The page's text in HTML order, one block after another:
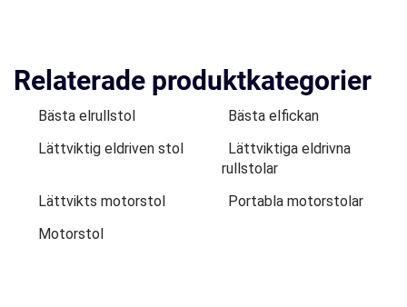
Relaterade produktkategorier
Bästa elrullstol
Bästa elfickan
Lättviktig eldriven stol
Lättviktiga eldrivna
rullstolar
Lättvikts motorstol
Portabla motorstolar
Motorstol